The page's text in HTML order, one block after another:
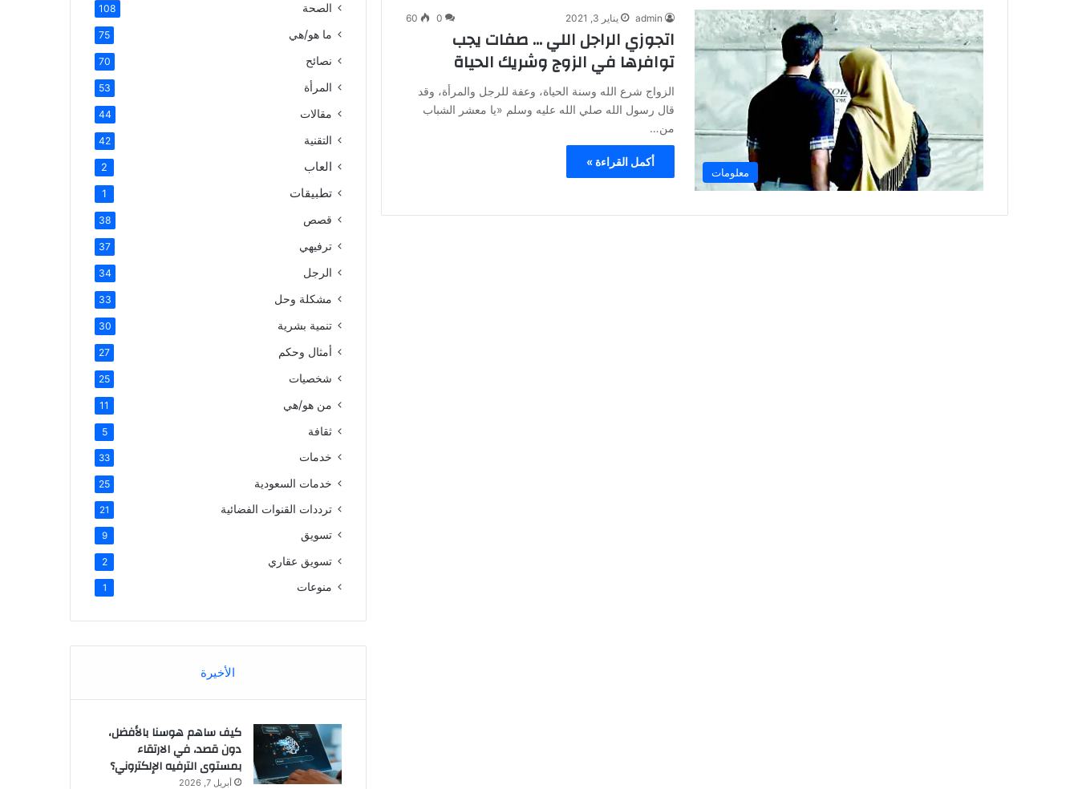
معلومات
admin يناير 3, 2021 0
60
اتجوزي الراجل اللي … صفات يجب
توافرها في الزوج وشريك الحياة
الزواج شرع الله وسنة الحياة، وعفة للرجل والمرأة، وقد
قال رسول الله صلي الله عليه وسلم «يا معشر الشباب
من…
أكمل القراءة »
الصحة 108
ما هو/هي 75
نصائح 70
المرأة 53
مقالات 44
التقنية 42
العاب 2
تطبيقات 1
قصص 38
ترفيهي 37
الرجل 34
مشكلة وحل 33
تنمية بشرية 30
أمثال وحكم 27
شخصيات 25
من هو/هي 11
ثقافة 5
خدمات 33
خدمات السعودية 25
ترددات القنوات الفضائية 21
تسويق 9
تسويق عقاري 2
منوعات 1
الأخيرة
كيف ساهم هوسنا بالأفضل،
دون قصد، في الارتقاء
بمستوى الترفيه الإلكتروني؟
أبريل 7, 2026